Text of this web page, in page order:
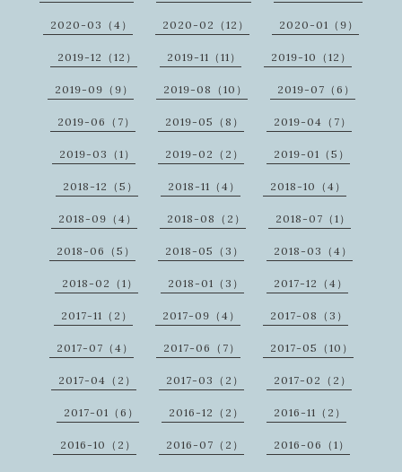
2020-03（4） 2020-02（12） 2020-01（9）
2019-12（12） 2019-11（11） 2019-10（12）
2019-09（9） 2019-08（10） 2019-07（6）
2019-06（7） 2019-05（8） 2019-04（7）
2019-03（1） 2019-02（2） 2019-01（5）
2018-12（5） 2018-11（4） 2018-10（4）
2018-09（4） 2018-08（2） 2018-07（1）
2018-06（5） 2018-05（3） 2018-03（4）
2018-02（1） 2018-01（3） 2017-12（4）
2017-11（2） 2017-09（4） 2017-08（3）
2017-07（4） 2017-06（7） 2017-05（10）
2017-04（2） 2017-03（2） 2017-02（2）
2017-01（6） 2016-12（2） 2016-11（2）
2016-10（2） 2016-07（2） 2016-06（1）